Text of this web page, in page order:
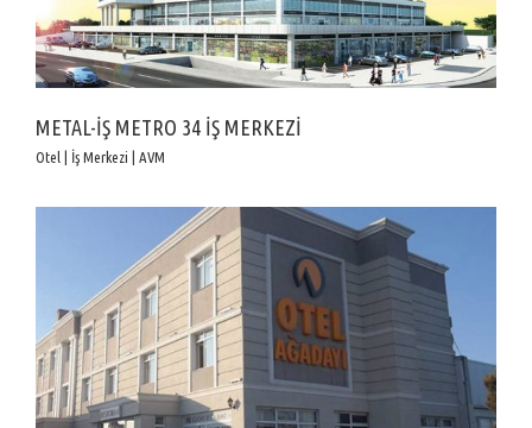
METAL-İŞ METRO 34 İŞ MERKEZİ
Otel | İş Merkezi | AVM